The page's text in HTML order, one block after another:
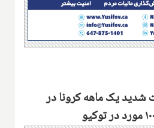
شدید یک ماهه کرونا در